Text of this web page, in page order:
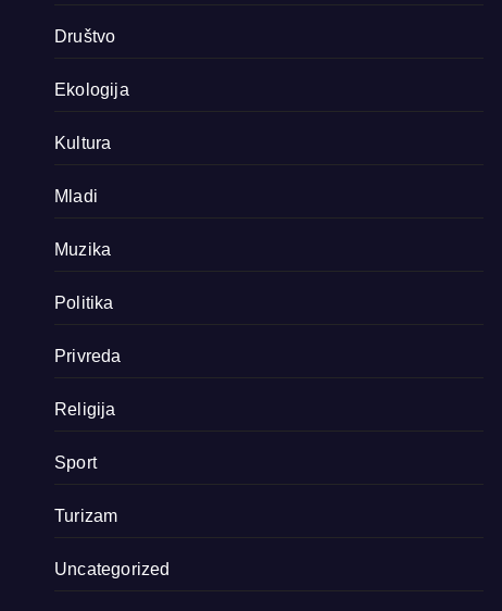
Društvo
Ekologija
Kultura
Mladi
Muzika
Politika
Privreda
Religija
Sport
Turizam
Uncategorized